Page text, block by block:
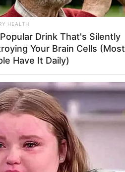
que
HEALTH
Drink That's Silently
Your Brain Cells (Most
Have It Daily)